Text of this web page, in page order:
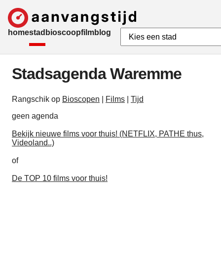
homestad bioscoopfilmblog
Stadsagenda Waremme
Rangschik op Bioscopen Films
Tijd
geen agenda
Bekijk nieuwe films voor thuis! (NETFLIX, PATHE thus,
Videoland..)
of
De TOP 10 films voor thuis!